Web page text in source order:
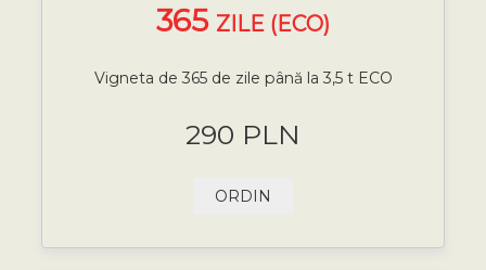
365 ZILE (ECO)
Vigneta de 365 de zile până la 3,5 t ECO
290 PLN
ORDIN